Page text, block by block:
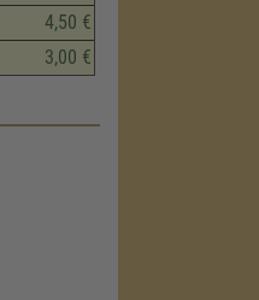
4,50 €
3,00 €